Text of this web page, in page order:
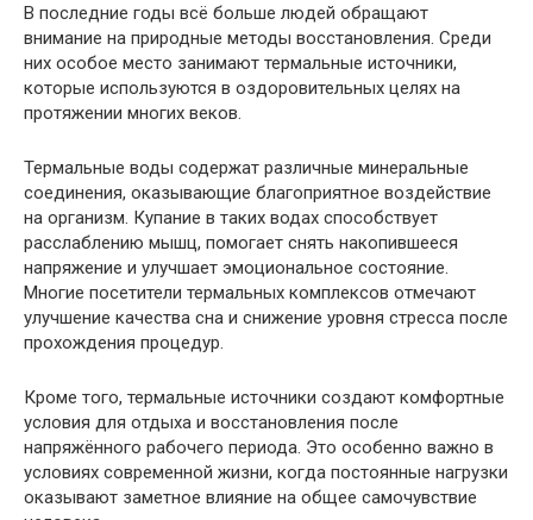
В последние годы всё больше людей обращают
внимание на природные методы восстановления. Среди
них особое место занимают термальные источники,
которые используются в оздоровительных целях на
протяжении многих веков.
Термальные воды содержат различные минеральные
соединения, оказывающие благоприятное воздействие
на организм. Купание в таких водах способствует
расслаблению мышц, помогает снять накопившееся
напряжение и улучшает эмоциональное состояние.
Многие посетители термальных комплексов отмечают
улучшение качества сна и снижение уровня стресса после
прохождения процедур.
Кроме того, термальные источники создают комфортные
условия для отдыха и восстановления после
напряжённого рабочего периода. Это особенно важно в
условиях современной жизни, когда постоянные нагрузки
оказывают заметное влияние на общее самочувствие